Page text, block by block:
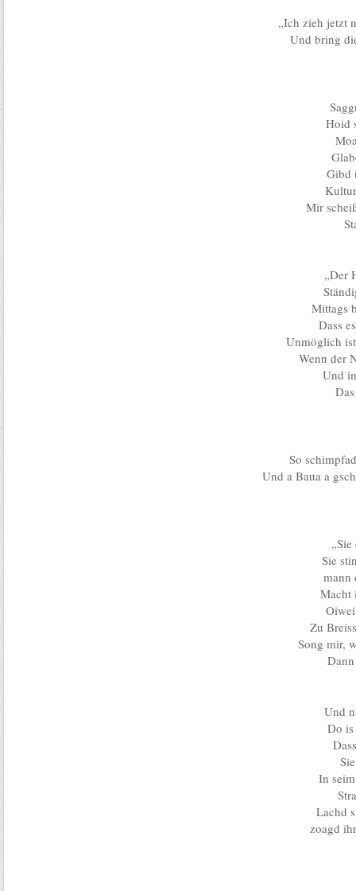
„Ich zieh jetzt
Und bring
Hoid
Gibd
Mir
„Der
Mittags
Dass
Unmöglich
Wenn der
Und
So
Und a Baua a
Sie
mann
Macht
Zu
Song mir,
Und
Do
In
Lachd
zoagd